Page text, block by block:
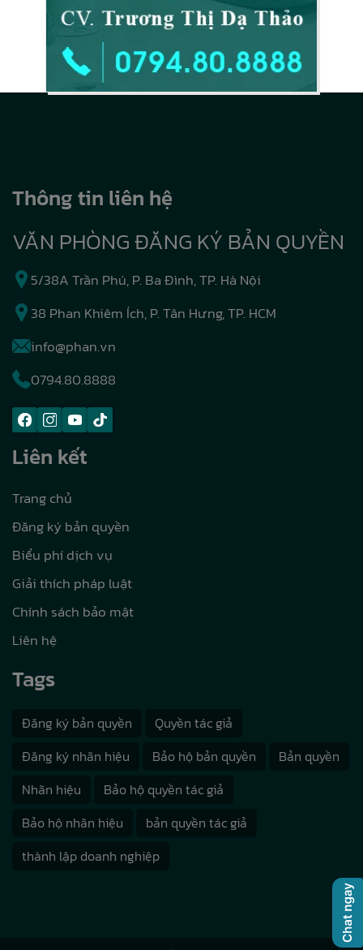
Thông tin liên hệ
VĂN PHÒNG ĐĂNG KÝ BẢN QUYỀN
5/38A Trần Phú, P. Ba Đình, TP. Hà Nội
38 Phan Khiêm Ích, P. Tân Hưng, TP. HCM
info@phan.vn
0794.80.8888
Liên kết
Trang chủ
Đăng ký bản quyền
Biểu phí dịch vụ
Giải thích pháp luật
Chính sách bảo mật
Liên hệ
Tags
Đăng ký bản quyền
Quyền tác giả
Đăng ký nhãn hiệu
Bảo hộ bản quyền
Bản quyền
Nhãn hiệu
Bảo hộ quyền tác giả
Bảo hộ nhãn hiệu
bản quyền tác giả
thành lập doanh nghiệp